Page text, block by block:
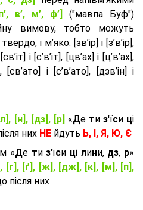
в’, м’, ф’]
("мавпа Буф")
вимову, тобто можуть
і м’яко: [зв’ір] і [з’в’ір],
і [с’в’іт], [цв’ах] і [ц’в’ах],
[св’ато] і [с’в’ато], [дзв’iн] і
[н], [дз], [р] «Де ти з'їси ці
них НЕ йдуть Ь, І, Я, Ю, Є
«Де тиз'їси ці лини, дз, р»
[г], [ґ], [ж], [дж], [к], [м], [п],
після них